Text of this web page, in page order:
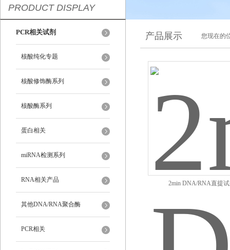
PRODUCT DISPLAY
PCR相关试剂
核酸纯化专题
核酸修饰酶系列
核酸酶系列
蛋白相关
miRNA检测系列
RNA相关产品
其他DNA/RNA聚合酶
PCR相关
产品展示 您现在的
2min DNA/RNA直提